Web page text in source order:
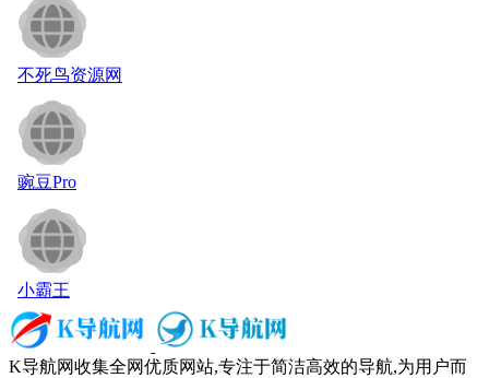
不死鸟资源网
豌豆Pro
小霸王
K导航网收集全网优质网站,专注于简洁高效的导航,为用户而